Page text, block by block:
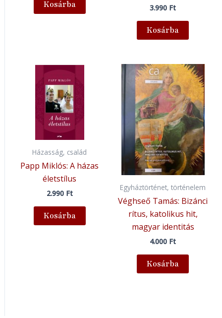
Kosárba 3.990 Ft
Kosárba
Házasság, család
Papp Miklós: A házas
életstílus
2.990 Ft
Kosárba
Egyháztörténet, történelem
Véghseő Tamás: Bizánci
rítus, katolikus hit,
magyar identitás
4.000 Ft
Kosárba